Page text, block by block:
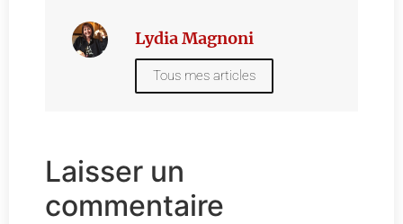
Lydia Magnoni
Tous mes articles
Laisser un
commentaire